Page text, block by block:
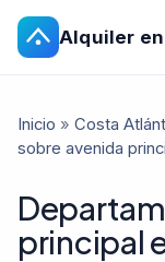
Alquiler
Inicio » Costa
sobre avenida
principal